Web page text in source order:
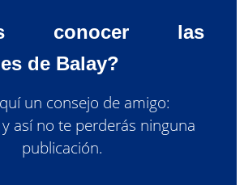
conocer las
de Balay?
un consejo de amigo:
así no te perderás ninguna
publicación.